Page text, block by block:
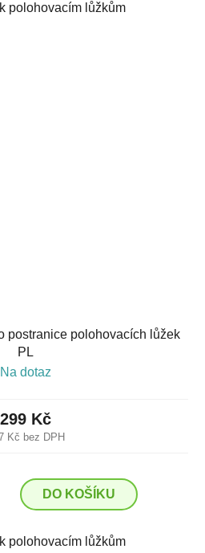
polohovacím lůžkům
postranice polohovacích lůžek
PL
Na dotaz
Kč bez DPH
299 Kč
DO KOŠÍKU
polohovacím lůžkům